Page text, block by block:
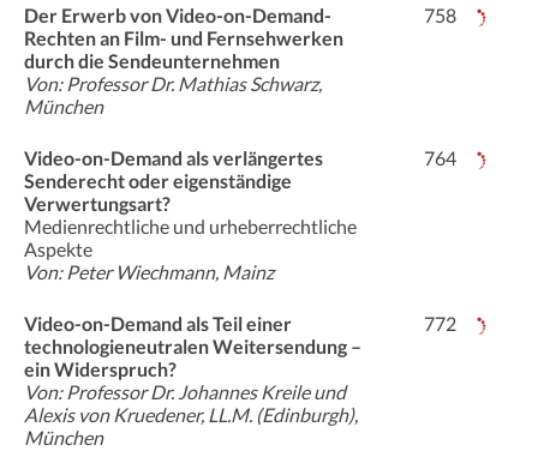
Der Erwerb von Video-on-Demand-
Rechten an Film- und Fernsehwerken
durch die Sendeunternehmen
Von: Professor Dr. Mathias Schwarz,
München
758
Video-on-Demand als verlängertes
Senderecht oder eigenständige
Verwertungsart?
Medienrechtliche und urheberrechtliche
Aspekte
Von: Peter Wiechmann, Mainz
764
Video-on-Demand als Teil einer
technologieneutralen Weitersendung –
ein Widerspruch?
Von: Professor Dr. Johannes Kreile und
Alexis von Kruedener, LL.M. (Edinburgh),
München
772